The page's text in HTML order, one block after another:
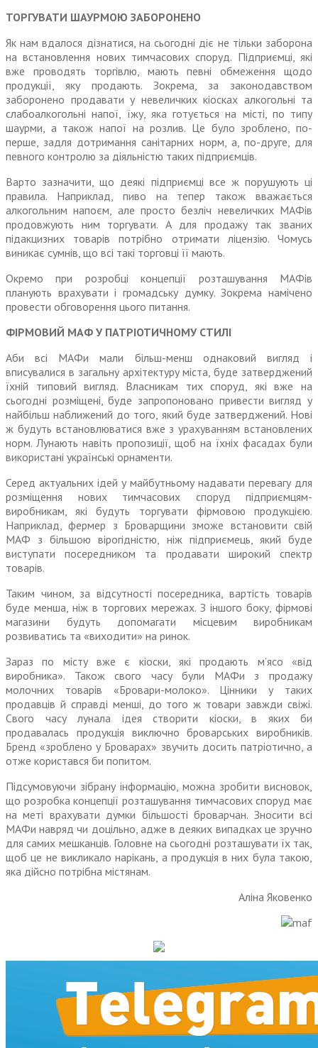
ТОРГУВАТИ ШАУРМОЮ ЗАБОРОНЕНО
Як нам вдалося дізнатися, на сьогодні діє не тільки заборона
на встановлення нових тимчасових споруд. Підприємці, які
вже проводять торгівлю, мають певні обмеження щодо
продукції, яку продають. Зокрема, за законодавством
заборонено продавати у невеличких кіосках алкогольні та
слабоалкогольні напої, їжу, яка готується на місті, по типу
шаурми, а також напої на розлив. Це було зроблено, по-
перше, задля дотримання санітарних норм, а, по-друге, для
певного контролю за діяльністю таких підприємців.
Варто зазначити, що деякі підприємці все ж порушують ці
правила. Наприклад, пиво на тепер також вважається
алкогольним напоєм, але просто безліч невеличких МАФів
продовжують ним торгувати. А для продажу так званих
підакцизних товарів потрібно отримати ліцензію. Чомусь
виникає сумнів, що всі такі торговці її мають.
Окремо при розробці концепції розташування МАФів
планують врахувати і громадську думку. Зокрема намічено
провести обговорення цього питання.
ФІРМОВИЙ МАФ У ПАТРІОТИЧНОМУ СТИЛІ
Аби всі МАФи мали більш-менш однаковий вигляд і
вписувалися в загальну архітектуру міста, буде затверджений
їхній типовий вигляд. Власникам тих споруд, які вже на
сьогодні розміщені, буде запропоновано привести вигляд у
найбільш наближений до того, який буде затверджений. Нові
ж будуть встановлюватися вже з урахуванням встановлених
норм. Лунають навіть пропозиції, щоб на їхніх фасадах були
використані українські орнаменти.
Серед актуальних ідей у майбутньому надавати перевагу для
розміщення нових тимчасових споруд підприємцям-
виробникам, які будуть торгувати фірмовою продукцією.
Наприклад, фермер з Броварщини зможе встановити свій
МАФ з більшою вірогідністю, ніж підприємець, який буде
виступати посередником та продавати широкий спектр
товарів.
Таким чином, за відсутності посередника, вартість товарів
буде менша, ніж в торгових мережах. З іншого боку, фірмові
магазини будуть допомагати місцевим виробникам
розвиватись та «виходити» на ринок.
Зараз по місту вже є кіоски, які продають м’ясо «від
виробника». Також свого часу були МАФи з продажу
молочних товарів «Бровари-молоко». Цінники у таких
продавців й справді менші, до того ж товари завжди свіжі.
Свого часу лунала ідея створити кіоски, в яких би
продавалась продукція виключно броварських виробників.
Бренд «зроблено у Броварах» звучить досить патріотично, а
отже користався би попитом.
Підсумовуючи зібрану інформацію, можна зробити висновок,
що розробка концепції розташування тимчасових споруд має
на меті врахувати думки більшості броварчан. Зносити всі
МАФи навряд чи доцільно, адже в деяких випадках це зручно
для самих мешканців. Головне на сьогодні розташувати їх так,
щоб це не викликало нарікань, а продукція в них була такою,
яка дійсно потрібна містянам.
Аліна Яковенко